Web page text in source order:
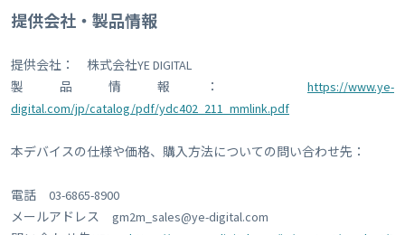
提供会社・製品情報
提供会社： 株式会社YE DIGITAL
製品情報：
https://www.ye-
digital.com/jp/catalog/pdf/ydc402_211_mmlink.pdf
本デバイスの仕様や価格、購入方法についての問い合わせ先：
電話 03-6865-8900
メールアドレス gm2m_sales@ye-digital.com